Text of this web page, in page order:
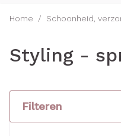
Home / Schoonheid,
Styling -
Filteren